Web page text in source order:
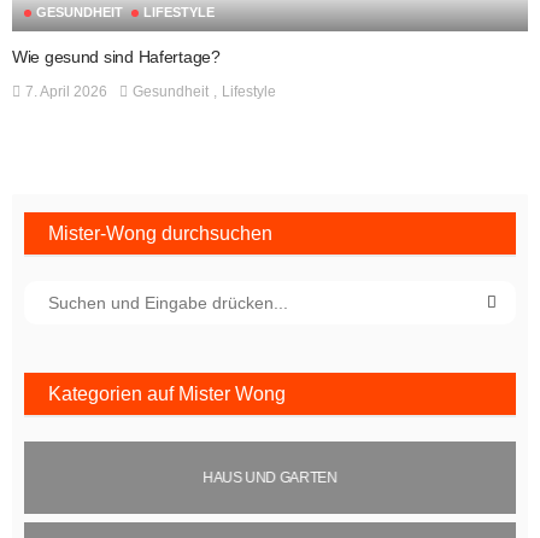
GESUNDHEIT LIFESTYLE
Wie gesund sind Hafertage?
7. April 2026 Gesundheit Lifestyle
Mister-Wong durchsuchen
Kategorien auf Mister Wong
HAUS UND GARTEN